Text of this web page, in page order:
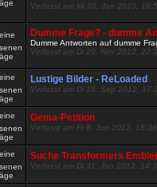
Verfasst am Mi 20. Jan 2010,
Dumme Frage? - dumme
Dumme Antworten auf dumme
Verfasst am Di 20. Nov 2012,
Lustige Bilder - ReLoaded
Verfasst am Di 18. Sep 2012,
Gema-Petition
Verfasst am Fr 8. Jun 2012, 18:36
Suche Transformers
Verfasst am Di 31. Jan 2012,